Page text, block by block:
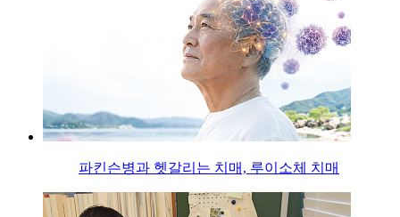
파킨슨병과 헷갈리는 치매, 루이소체 치매